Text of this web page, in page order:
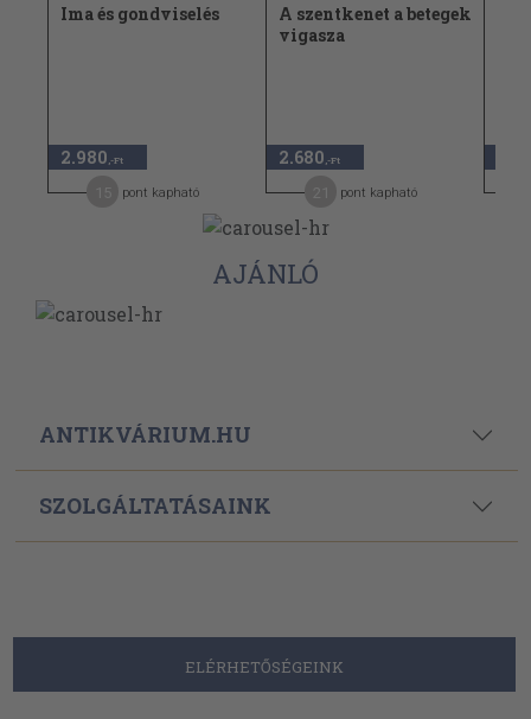
Ima és gondviselés
2.980 ,-Ft
pont kapható
A szentkenet a betegek
vigasza
2.680 ,-Ft
pont kapható
AJÁNLÓ
ANTIKVÁRIUM.HU
SZOLGÁLTATÁSAINK
ELÉRHETŐSÉGEINK